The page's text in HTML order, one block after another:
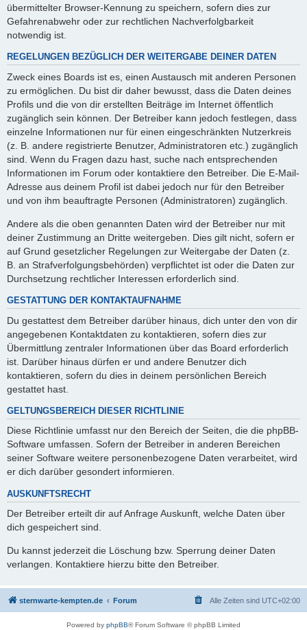
übermittelter Browser-Kennung zu speichern, sofern dies zur
Gefahrenabwehr oder zur rechtlichen Nachverfolgbarkeit
notwendig ist.
REGELUNGEN BEZÜGLICH DER WEITERGABE DEINER DATEN
Zweck eines Boards ist es, einen Austausch mit anderen Personen
zu ermöglichen. Du bist dir daher bewusst, dass die Daten deines
Profils und die von dir erstellten Beiträge im Internet öffentlich
zugänglich sein können. Der Betreiber kann jedoch festlegen, dass
einzelne Informationen nur für einen eingeschränkten Nutzerkreis
(z. B. andere registrierte Benutzer, Administratoren etc.) zugänglich
sind. Wenn du Fragen dazu hast, suche nach entsprechenden
Informationen im Forum oder kontaktiere den Betreiber. Die E-Mail-
Adresse aus deinem Profil ist dabei jedoch nur für den Betreiber
und von ihm beauftragte Personen (Administratoren) zugänglich.
Andere als die oben genannten Daten wird der Betreiber nur mit
deiner Zustimmung an Dritte weitergeben. Dies gilt nicht, sofern er
auf Grund gesetzlicher Regelungen zur Weitergabe der Daten (z.
B. an Strafverfolgungsbehörden) verpflichtet ist oder die Daten zur
Durchsetzung rechtlicher Interessen erforderlich sind.
GESTATTUNG DER KONTAKTAUFNAHME
Du gestattest dem Betreiber darüber hinaus, dich unter den von dir
angegebenen Kontaktdaten zu kontaktieren, sofern dies zur
Übermittlung zentraler Informationen über das Board erforderlich
ist. Darüber hinaus dürfen er und andere Benutzer dich
kontaktieren, sofern du dies in deinem persönlichen Bereich
gestattet hast.
GELTUNGSBEREICH DIESER RICHTLINIE
Diese Richtlinie umfasst nur den Bereich der Seiten, die die phpBB-
Software umfassen. Sofern der Betreiber in anderen Bereichen
seiner Software weitere personenbezogene Daten verarbeitet, wird
er dich darüber gesondert informieren.
AUSKUNFTSRECHT
Der Betreiber erteilt dir auf Anfrage Auskunft, welche Daten über
dich gespeichert sind.
Du kannst jederzeit die Löschung bzw. Sperrung deiner Daten
verlangen. Kontaktiere hierzu bitte den Betreiber.
sternwarte-kempten.de Forum Alle Zeiten sind UTC+02:00
Powered by phpBB® Forum Software © phpBB Limited